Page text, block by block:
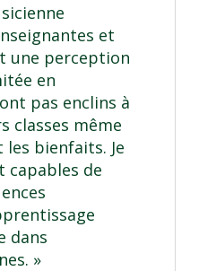
et
une perception
en
pas enclins à
classes même
les bienfaits. Je
capables de
dans
»